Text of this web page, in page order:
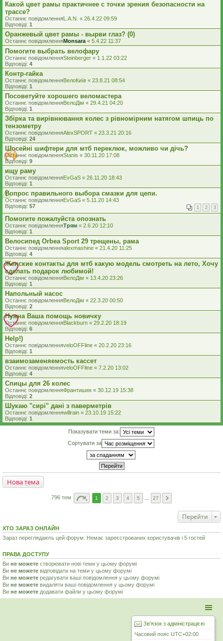
Какой цвет рамы практичнее с точки зрения безопасности на
трассе?
Останнє повідомленняL.A.N. « 26.4.22 09:59
Відповіді: 1
Оранжевый цвет рамы - вырви глаз? (0)
Останнє повідомленняMonsara « 5.4.22 11:37
Помогите выбрать велофару
Останнє повідомленняSteinberger « 1.1.22 03:22
Відповіді: 4
Контр-гайка
Останнє повідомленняВелоКиїв « 23.8.21 08:54
Відповіді: 1
Посоветуйте хорошего веломастера
Останнє повідомленняВелоДім « 29.4.21 04:20
Відповіді: 1
Збірка та вирівнювання колес з рівномірним натягом шпиць по
тензометру
Останнє повідомленняAlexSPORT « 23.3.21 20:16
Відповіді: 24
Шосейні шифтери для мтб переклюк, можливо чи дічь?
Останнє повідомленняStanis « 30.11.20 17:08
Відповіді: 9
ищу раму
Останнє повідомленняEvGaS « 26.11.20 18:43
Відповіді: 1
Вопрос правильного выбора смазки для цепи.
Останнє повідомленняEvGaS « 5.11.20 14:43
Відповіді: 57 1 2 3
Помогите пожалуйста опознать
Останнє повідомленняТрям « 2.6.20 12:10
Відповіді: 1
Велосипед Orbea Sport 29 трещены, рама
Останнє повідомленняalexmashine « 21.4.20 11:25
Відповіді: 4
Женские контакты для мтб какую модель смотреть на лето, Хочу
сделать подарок любимой!
Останнє повідомленняВелоДім « 13.4.20 23:26
Відповіді: 1
Напольный насос
Останнє повідомленняВелоДім « 22.3.20 00:50
Відповіді: 2
Нужна Ваша помощь новичку
Останнє повідомленняBlackburn « 29.2.20 18:19
Відповіді: 6
Help!)
Останнє повідомленняveloOFFline « 20.2.20 23:16
Відповіді: 1
взаимозаменяемость кассет
Останнє повідомленняveloOFFline « 7.2.20 13:02
Відповіді: 4
Спицы для 26 колес
Останнє повідомленняФрантишек « 30.12.19 15:38
Відповіді: 2
Шукаю "сирі" дані з паверметрів
Останнє повідомленняwillrain « 23.10.19 15:22
Відповіді: 1
Показувати теми за:
Сортувати за
Нова тема
796 тем 1 2 3 4 5 27
Перейти
ХТО ЗАРАЗ ОНЛАЙН
Зараз переглядають цей форум: Немає зареєстрованих користувачів і 5 гостей
ПРАВА ДОСТУПУ
Ви не можете створювати нові теми у цьому форумі
Ви не можете відповідати на теми у цьому форумі
Ви не можете редагувати ваші повідомлення у цьому форумі
Ви не можете видаляти ваші повідомлення у цьому форумі
Ви не можете додавати файли у цьому форумі
Зв'язок з адміністрацією
Часовий пояс UTC+02:00